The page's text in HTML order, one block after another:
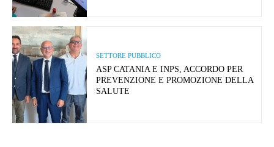
SETTORE PUBBLICO
ASP CATANIA E INPS, ACCORDO PER
PREVENZIONE E PROMOZIONE DELLA
SALUTE